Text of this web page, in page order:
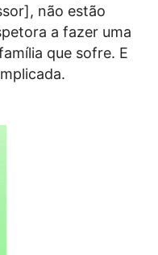
não estão
a fazer uma
que sofre. E